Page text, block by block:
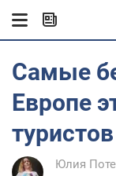
Самые
Европе
туристов
Юлия